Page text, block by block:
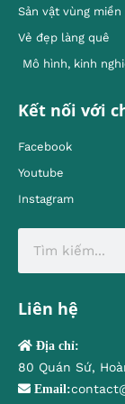
Sản vật vùng miền
Vẻ đẹp làng quê
Mô hình, kinh
Kết nối với
Facebook
Youtube
Instagram
Liên hệ
Địa chỉ:
80 Quán Sứ,
Email: